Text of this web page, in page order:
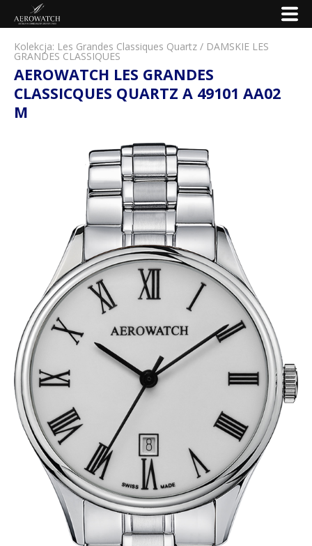
Kolekcja: Les Grandes Classiques Quartz / DAMSKIE LES
GRANDES CLASSIQUES
AEROWATCH LES GRANDES
CLASSICQUES QUARTZ A 49101 AA02
M